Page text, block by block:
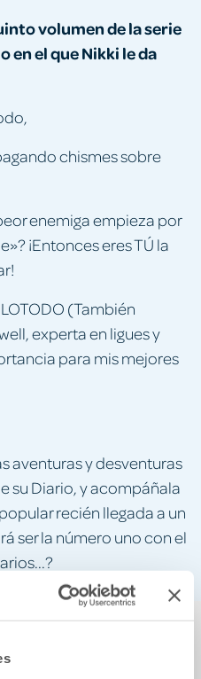
volumen de la serie
en el que Nikki le da
chismes sobre
enemiga empieza por
¡Entonces eres TÚ la
(También
experta en ligues y
para mis mejores
aventuras y desventuras
su Diario, y acompáñala
recién llegada a un
ser la número uno con el
gustarte...